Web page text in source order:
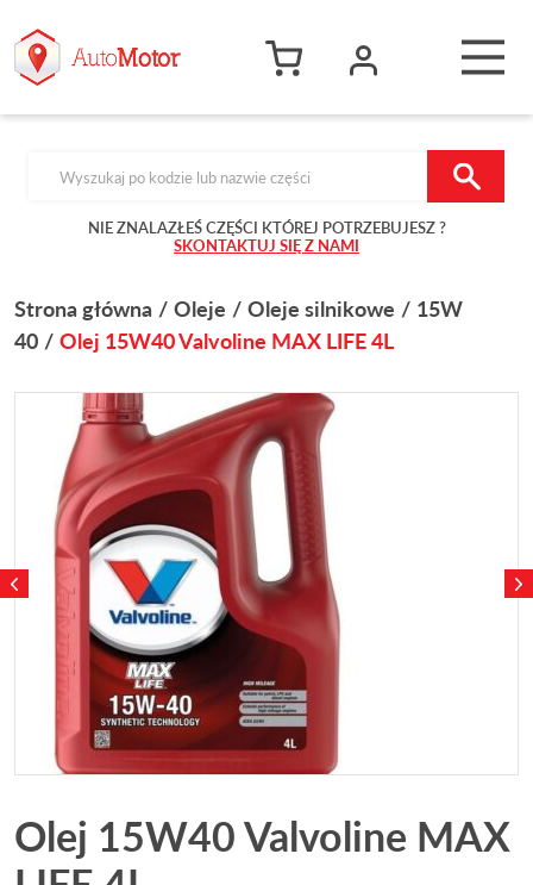
NIE ZNALAZŁEŚ CZĘŚCI KTÓREJ POTRZEBUJESZ ?
SKONTAKTUJ SIĘ Z NAMI
Strona główna Oleje Oleje silnikowe
15W
40
Olej 15W40 Valvoline MAX LIFE 4L
Olej 15W40 Valvoline MAX